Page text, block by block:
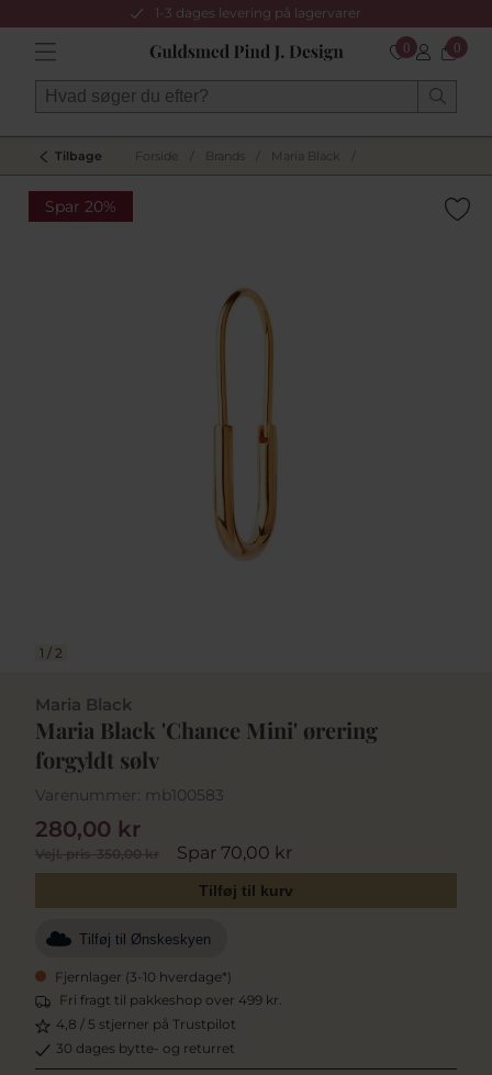
1-3 dages levering på lagervarer
0 0
Tilbage Forside Brands Maria Black
Spar 20%
1 / 2
Maria Black
Maria Black 'Chance Mini' ørering
forgyldt sølv
Varenummer: mb100583
Vejl. pris350,00 kr Spar 70,00 kr
280,00 kr
Tilføj til kurv
Tilføj til Ønskeskyen
Fjernlager (3-10 hverdage*)
Fri fragt til pakkeshop over 499 kr.
4,8 / 5 stjerner på Trustpilot
30 dages bytte- og returret